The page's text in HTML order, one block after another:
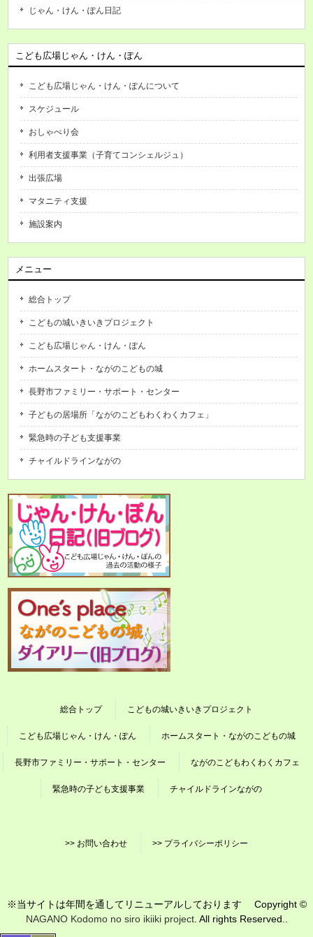
じゃん・けん・ぽん日記
こども広場じゃん・けん・ぽん
こども広場じゃん・けん・ぽんについて
スケジュール
おしゃべり会
利用者支援事業（子育てコンシェルジュ）
出張広場
マタニティ支援
施設案内
メニュー
総合トップ
こどもの城いきいきプロジェクト
こども広場じゃん・けん・ぽん
ホームスタート・ながのこどもの城
長野市ファミリー・サポート・センター
子どもの居場所「ながのこどもわくわくカフェ」
緊急時の子ども支援事業
チャイルドラインながの
総合トップ こどもの城いきいきプロジェクト
こども広場じゃん・けん・ぽん ホームスタート・ながのこどもの城
長野市ファミリー・サポート・センター ながのこどもわくわくカフェ
緊急時の子ども支援事業 チャイルドラインながの
>> お問い合わせ >> プライバシーポリシー
※当サイトは年間を通してリニューアルしております Copyright ©
NAGANO Kodomo no siro ikiiki project. All rights Reserved..